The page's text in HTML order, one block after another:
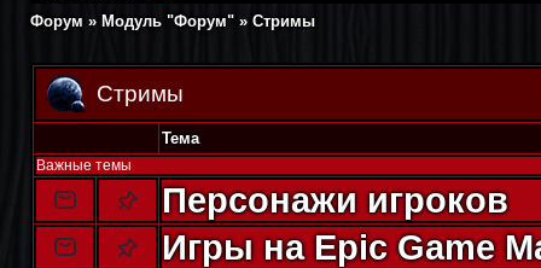
Форум » Модуль "Форум" » Стримы
Стримы
Тема
Важные темы
Персонажи игроков
Игры на Epic Game